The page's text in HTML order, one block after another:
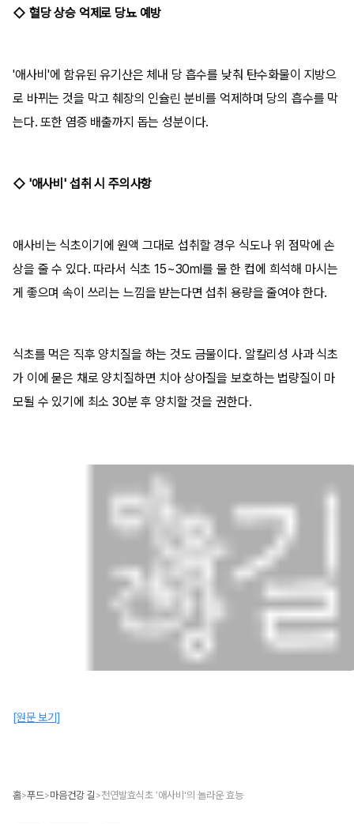
◇ 혈당 상승 억제로 당뇨 예방
'애사비'에 함유된 유기산은 체내 당 흡수를 낮춰 탄수화물이 지방으
로 바뀌는 것을 막고 췌장의 인슐린 분비를 억제하며 당의 흡수를 막
는다. 또한 염증 배출까지 돕는 성분이다.
◇ '애사비' 섭취 시 주의사항
애사비는 식초이기에 원액 그대로 섭취할 경우 식도나 위 점막에 손
상을 줄 수 있다. 따라서 식초 15~30ml를 물 한 컵에 희석해 마시는
게 좋으며 속이 쓰리는 느낌을 받는다면 섭취 용량을 줄여야 한다.
식초를 먹은 직후 양치질을 하는 것도 금물이다. 알칼리성 사과 식초
가 이에 묻은 채로 양치질하면 치아 상아질을 보호하는 법량질이 마
모될 수 있기에 최소 30분 후 양치할 것을 권한다.
[원문 보기]
홈>푸드>마음건강 길 >천연발효식초 ‘애사비'의 놀라운 효능